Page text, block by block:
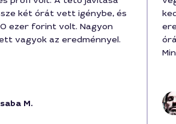
két órát vett igénybe, és
ezer forint volt. Nagyon
vagyok az eredménnyel.
M.